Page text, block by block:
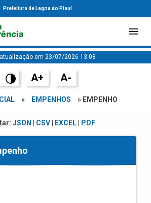
Prefeitura de Lagoa do Piauí
em 23/07/2026 13:08
A+ A-
» EMPENHOS » EMPENHO
JSON CSV| EXCEL| PDF